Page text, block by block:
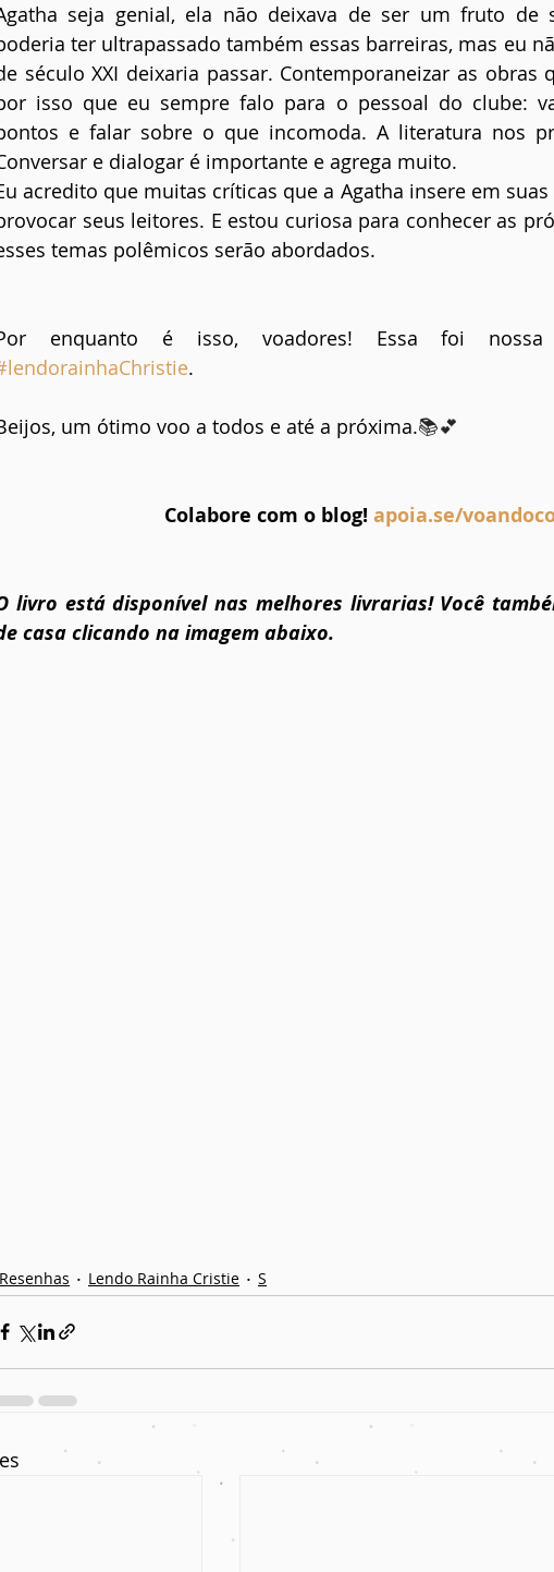
seja genial, ela não deixava de ser um fruto de
ter ultrapassado também essas barreiras, mas eu
século XXI deixaria passar. Contemporaneizar as obras
isso que eu sempre falo para o pessoal do clube:
e falar sobre o que incomoda. A literatura nos
e dialogar é importante e agrega muito.
acredito que muitas críticas que a Agatha insere em
seus leitores. E estou curiosa para conhecer as
temas polêmicos serão abordados.
.
um ótimo voo a todos e até a próxima.📚💕
Colabore com o blog! apoia.se/
livro está disponível nas melhores livrarias! Você
casa clicando na imagem abaixo.
Resenhas Lendo Rainha Cristie S